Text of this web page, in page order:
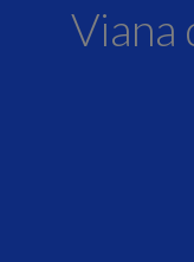
Viana